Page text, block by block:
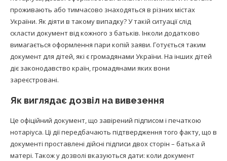
проживають або тимчасово знаходяться в різних містах
України. Як діяти в такому випадку? У такій ситуації слід
скласти документ від кожного з батьків. Інколи додатково
вимагається оформлення пари копій заяви. Готується таким
документ для дітей, які є громадянами України. На інших дітей
діє законодавство країн, громадянами яких вони
зареєстровані.
Як виглядає дозвіл на вивезення
Це офіційний документ, що завірений підписом і печаткою
нотаріуса. Ці дії передбачають підтвердження того факту, що в
документі проставлені дійсні підписи двох сторін – батька й
матері. Також у дозволі вказуються дати: коли документ